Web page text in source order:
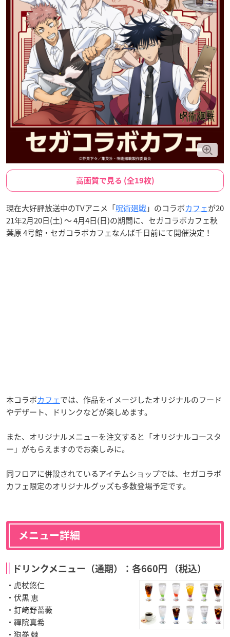
高画質で見る (全19枚)
現在大好評放送中のTVアニメ「呪術廻戦」のコラボカフェが20
21年2月20日(土) ～ 4月4日(日)の期間に、セガコラボカフェ秋
葉原 4号館・セガコラボカフェなんば千日前にて開催決定！
本コラボカフェでは、作品をイメージしたオリジナルのフード
やデザート、ドリンクなどが楽しめます。
また、オリジナルメニューを注文すると「オリジナルコースタ
ー」がもらえますのでお楽しみに。
同フロアに併設されているアイテムショップでは、セガコラボ
カフェ限定のオリジナルグッズも多数登場予定です。
メニュー詳細
ドリンクメニュー（通期）：各660円 （税込）
・虎杖悠仁
・伏黒 恵
・釘崎野薔薇
・禪院真希
・狗巻 棘